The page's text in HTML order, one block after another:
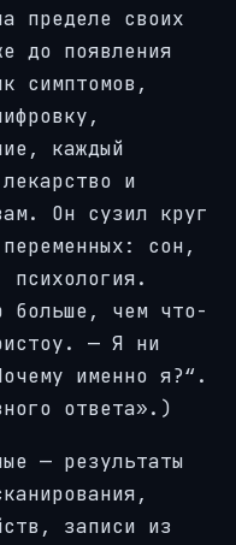
пределе своих
до появления
симптомов,
каждый
и
Он сузил круг
сон,
больше, чем что-
— Я ни
именно я?“.
ответа».)
— результаты
записи из